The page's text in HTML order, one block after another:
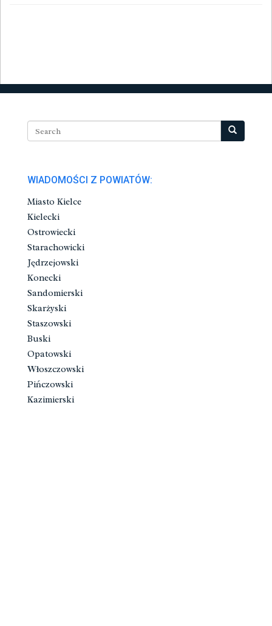
WIADOMOŚCI Z POWIATÓW:
Miasto Kielce
Kielecki
Ostrowiecki
Starachowicki
Jędrzejowski
Konecki
Sandomierski
Skarżyski
Staszowski
Buski
Opatowski
Włoszczowski
Pińczowski
Kazimierski